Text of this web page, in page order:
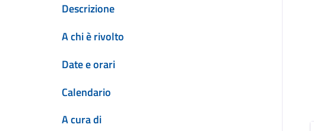
Descrizione
A chi è rivolto
Date e orari
Calendario
A cura di